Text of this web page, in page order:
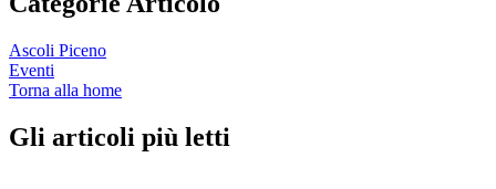
Ascoli Piceno
Eventi
Torna alla home
Gli articoli più letti